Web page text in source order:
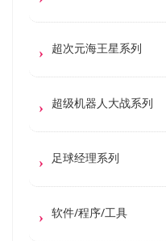
超次元海王星系列
超级机器人大战系列
足球经理系列
软件/程序/工具